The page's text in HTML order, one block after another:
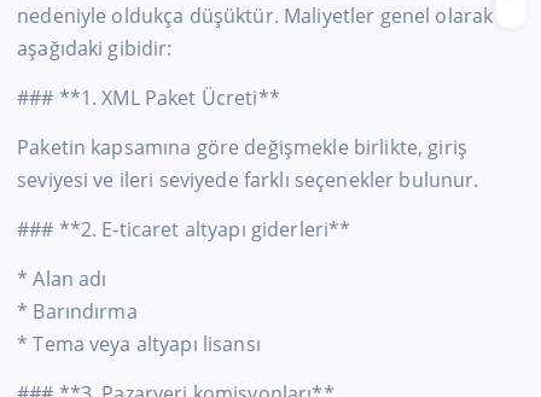
nedeniyle oldukça düşüktür. Maliyetler genel olarak
aşağıdaki gibidir:
### **1. XML Paket Ücreti**
Paketin kapsamına göre değişmekle birlikte, giriş
seviyesi ve ileri seviyede farklı seçenekler bulunur.
### **2. E-ticaret altyapı giderleri**
* Alan adı
* Barındırma
* Tema veya altyapı lisansı